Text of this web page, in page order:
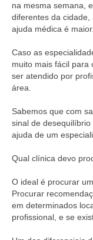
na mesma semana,
diferentes da
ajuda médica é
Caso as
muito mais fácil para
ser atendido por
área.⠀
Sabemos que com
sinal de
ajuda de um
Qual clínica devo
O ideal é procurar
Procurar
em determinados
profissional, e se